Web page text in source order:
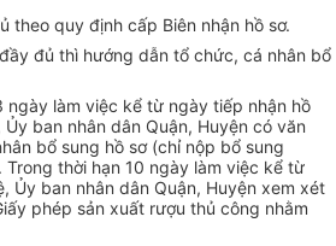
theo quy định cấp Biên nhận hồ sơ.
đủ thì hướng dẫn tổ chức, cá nhân bổ
ngày làm việc kể từ ngày tiếp nhận hồ
ban nhân dân Quận, Huyện có văn
bổ sung hồ sơ (chỉ nộp bổ sung
Trong thời hạn 10 ngày làm việc kể từ
Ủy ban nhân dân Quận, Huyện xem xét
phép sản xuất rượu thủ công nhằm